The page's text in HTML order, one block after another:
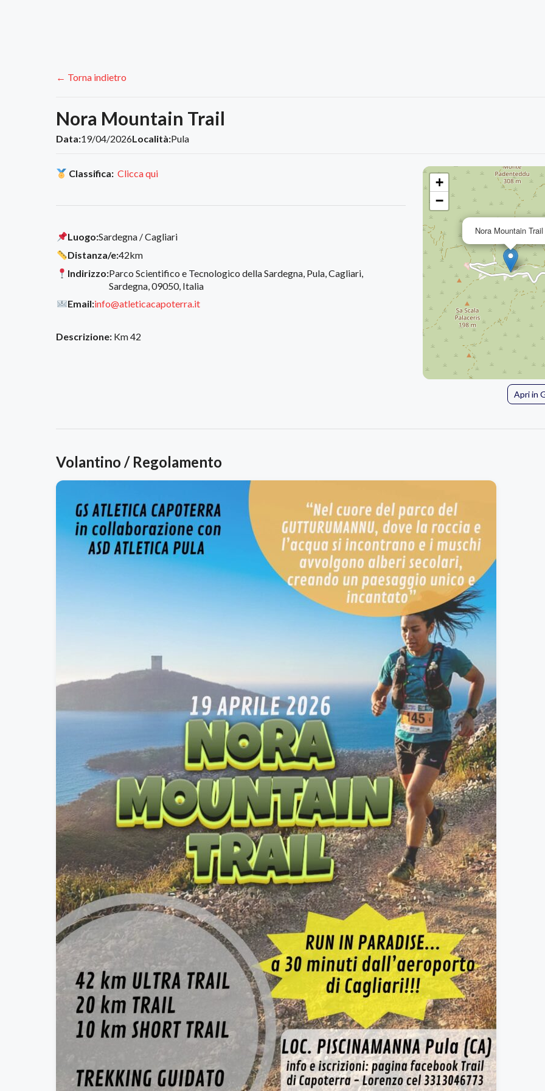
← Torna indietro
Nora Mountain Trail
Data:19/04/2026Località:Pula
Classifica: Clicca qui
Luogo:Sardegna / Cagliari
Distanza/e:42km
Indirizzo:Parco Scientifico e Tecnologico della Sardegna, Pula, Cagliari,
Sardegna, 09050, Italia
Email:info@atleticacapoterra.it
Descrizione: Km 42
Nora Mountain Trail
+
−
Apri in
Volantino / Regolamento